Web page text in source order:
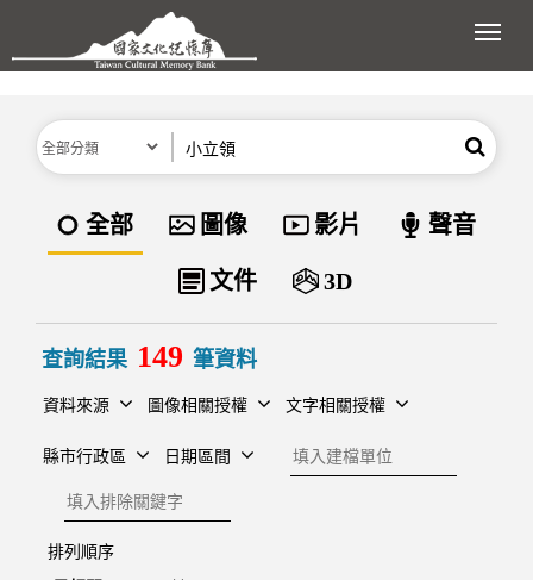
跳到主要內容區塊
展
分類 搜尋
資料類型
全部 圖像 影片 聲音
文件 3D
查詢結果 149 筆資料
資料來源 圖像相關授權 文字相關授權
縣市行政區 日期區間
建檔單位
排除關鍵字
排列順序